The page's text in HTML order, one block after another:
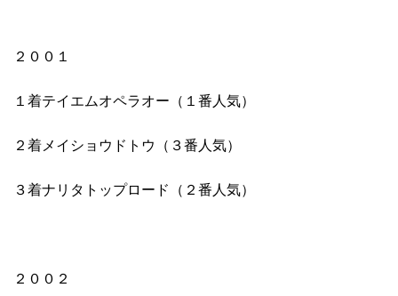
２００１
１着テイエムオペラオー（１番人気）
２着メイショウドトウ（３番人気）
３着ナリタトップロード（２番人気）
２００２